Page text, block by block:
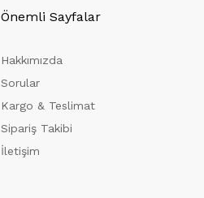
Önemli Sayfalar
Hakkımızda
Sorular
Kargo & Teslimat
Sipariş Takibi
İletişim